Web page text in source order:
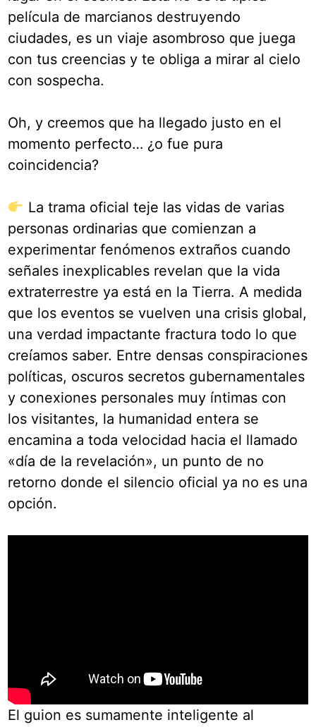
película de marcianos destruyendo
ciudades, es un viaje asombroso que juega
con tus creencias y te obliga a mirar al cielo
con sospecha.
Oh, y creemos que ha llegado justo en el
momento perfecto… ¿o fue pura
coincidencia?
La trama oficial teje las vidas de varias
personas ordinarias que comienzan a
experimentar fenómenos extraños cuando
señales inexplicables revelan que la vida
extraterrestre ya está en la Tierra. A medida
que los eventos se vuelven una crisis global,
una verdad impactante fractura todo lo que
creíamos saber. Entre densas conspiraciones
políticas, oscuros secretos gubernamentales
y conexiones personales muy íntimas con
los visitantes, la humanidad entera se
encamina a toda velocidad hacia el llamado
«día de la revelación», un punto de no
retorno donde el silencio oficial ya no es una
opción.
El guion es sumamente inteligente al